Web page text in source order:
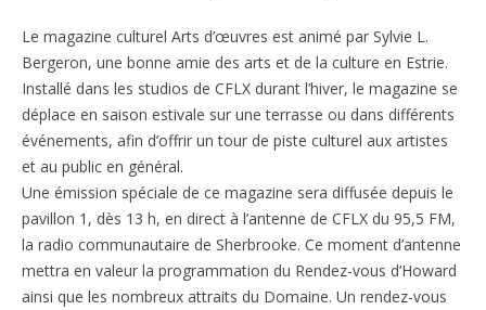
Le magazine culturel Arts d’œuvres est animé par Sylvie L.
Bergeron, une bonne amie des arts et de la culture en Estrie.
Installé dans les studios de CFLX durant l’hiver, le magazine se
déplace en saison estivale sur une terrasse ou dans différents
événements, afin d’offrir un tour de piste culturel aux artistes
et au public en général.
Une émission spéciale de ce magazine sera diffusée depuis le
pavillon 1, dès 13 h, en direct à l’antenne de CFLX du 95,5 FM,
la radio communautaire de Sherbrooke. Ce moment d’antenne
mettra en valeur la programmation du Rendez-vous d’Howard
ainsi que les nombreux attraits du Domaine. Un rendez-vous